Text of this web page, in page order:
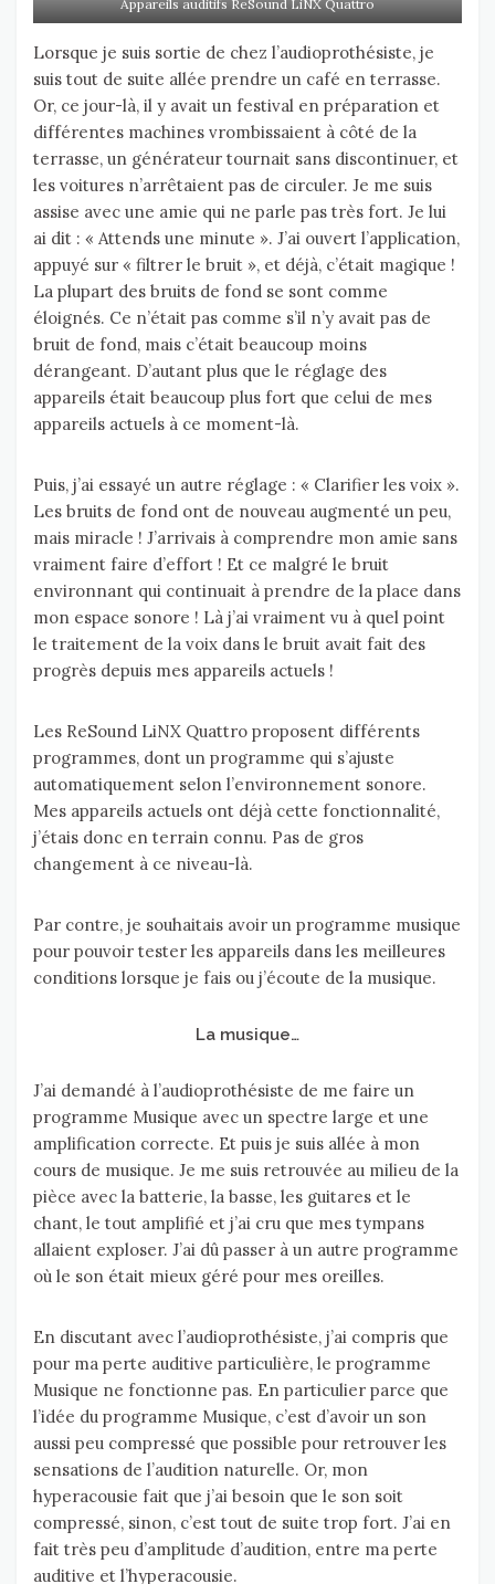
Appareils auditifs ReSound LiNX Quattro
Lorsque je suis sortie de chez l’audioprothésiste, je
suis tout de suite allée prendre un café en terrasse.
Or, ce jour-là, il y avait un festival en préparation et
différentes machines vrombissaient à côté de la
terrasse, un générateur tournait sans discontinuer, et
les voitures n’arrêtaient pas de circuler. Je me suis
assise avec une amie qui ne parle pas très fort. Je lui
ai dit : « Attends une minute ». J’ai ouvert l’application,
appuyé sur « filtrer le bruit », et déjà, c’était magique !
La plupart des bruits de fond se sont comme
éloignés. Ce n’était pas comme s’il n’y avait pas de
bruit de fond, mais c’était beaucoup moins
dérangeant. D’autant plus que le réglage des
appareils était beaucoup plus fort que celui de mes
appareils actuels à ce moment-là.
Puis, j’ai essayé un autre réglage : « Clarifier les voix ».
Les bruits de fond ont de nouveau augmenté un peu,
mais miracle ! J’arrivais à comprendre mon amie sans
vraiment faire d’effort ! Et ce malgré le bruit
environnant qui continuait à prendre de la place dans
mon espace sonore ! Là j’ai vraiment vu à quel point
le traitement de la voix dans le bruit avait fait des
progrès depuis mes appareils actuels !
Les ReSound LiNX Quattro proposent différents
programmes, dont un programme qui s’ajuste
automatiquement selon l’environnement sonore.
Mes appareils actuels ont déjà cette fonctionnalité,
j’étais donc en terrain connu. Pas de gros
changement à ce niveau-là.
Par contre, je souhaitais avoir un programme musique
pour pouvoir tester les appareils dans les meilleures
conditions lorsque je fais ou j’écoute de la musique.
La musique…
J’ai demandé à l’audioprothésiste de me faire un
programme Musique avec un spectre large et une
amplification correcte. Et puis je suis allée à mon
cours de musique. Je me suis retrouvée au milieu de la
pièce avec la batterie, la basse, les guitares et le
chant, le tout amplifié et j’ai cru que mes tympans
allaient exploser. J’ai dû passer à un autre programme
où le son était mieux géré pour mes oreilles.
En discutant avec l’audioprothésiste, j’ai compris que
pour ma perte auditive particulière, le programme
Musique ne fonctionne pas. En particulier parce que
l’idée du programme Musique, c’est d’avoir un son
aussi peu compressé que possible pour retrouver les
sensations de l’audition naturelle. Or, mon
hyperacousie fait que j’ai besoin que le son soit
compressé, sinon, c’est tout de suite trop fort. J’ai en
fait très peu d’amplitude d’audition, entre ma perte
auditive et l’hyperacousie.